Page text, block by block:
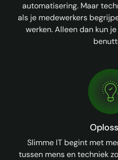
automatisering. Maar
als je medewerkers
werken. Alleen dan kun
Slimme IT begint met
tussen mens en techniek